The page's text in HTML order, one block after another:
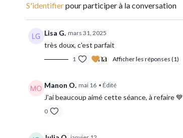
S'identifierpour participer à la conversation
Lisa G. mars 31, 2025
très doux, c'est parfait
1 Afficher les réponses (1)
Manon O. mai 16 • Édité
J'ai beaucoup aimé cette séance, à refaire 💙
0